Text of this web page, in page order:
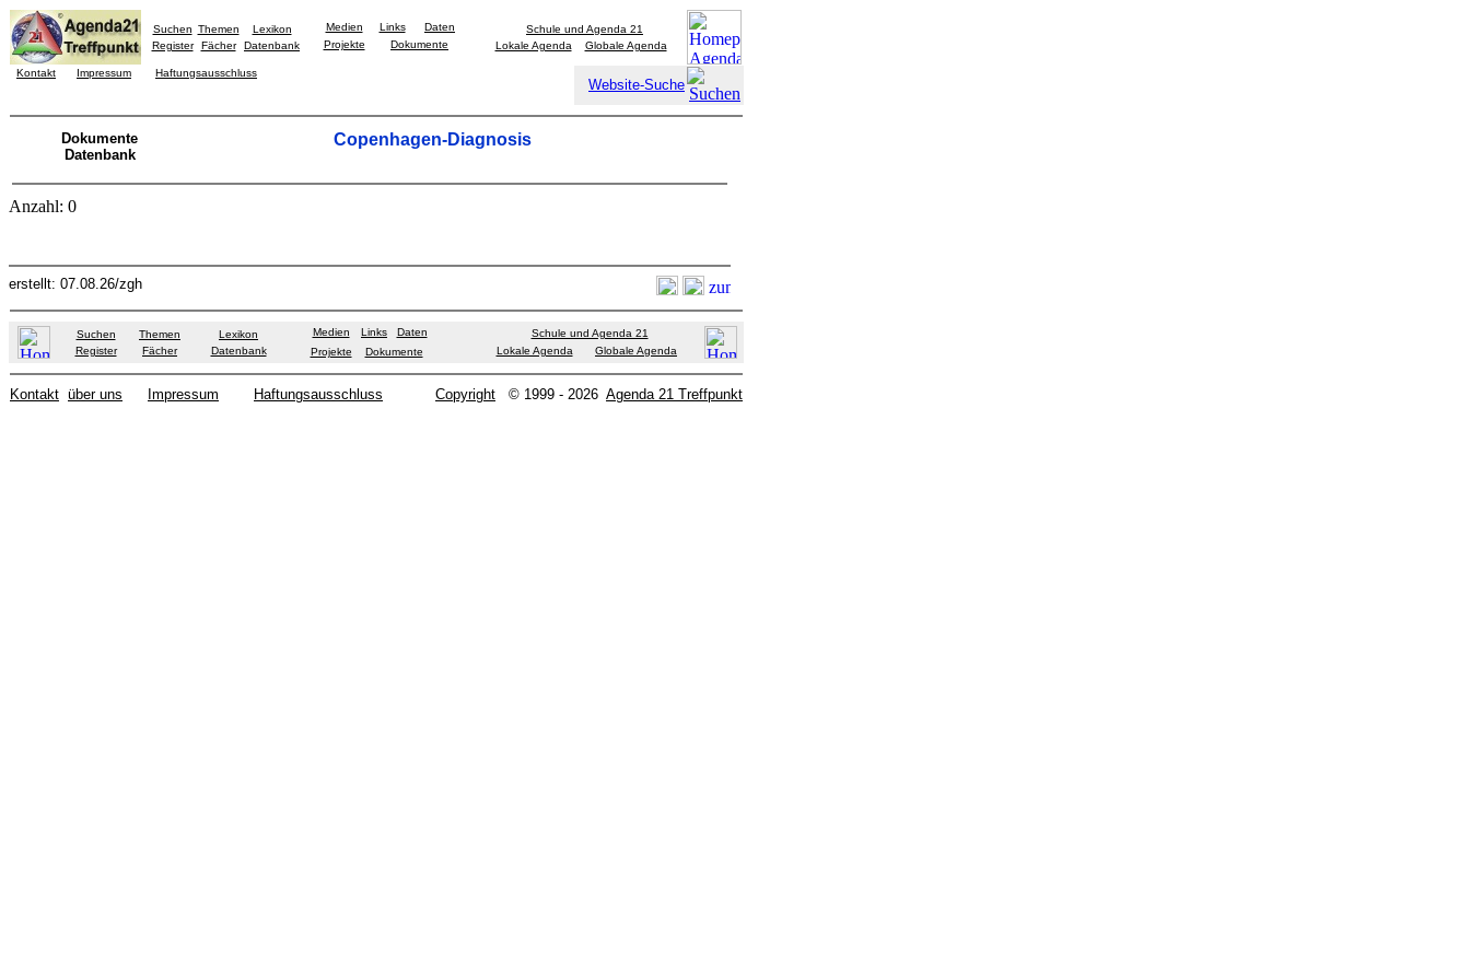
Suchen Themen
Lexikon
Register
Fächer Datenbank
Medien Links
Daten
Projekte
Dokumente
Schule und Agenda 21
Lokale Agenda
Globale Agenda
Kontakt Impressum Haftungsausschluss
Website-Suche
Dokumente
Datenbank
Copenhagen-Diagnosis
Anzahl: 0
erstellt: 07.08.26/zgh
Suchen Themen
Lexikon
Register
Fächer Datenbank
Medien Links
Daten
Projekte
Dokumente
Schule und Agenda 21
Lokale Agenda
Globale Agenda
Kontakt über uns Impressum Haftungsausschluss Copyright © 1999 - 2026 Agenda 21 Treffpunkt